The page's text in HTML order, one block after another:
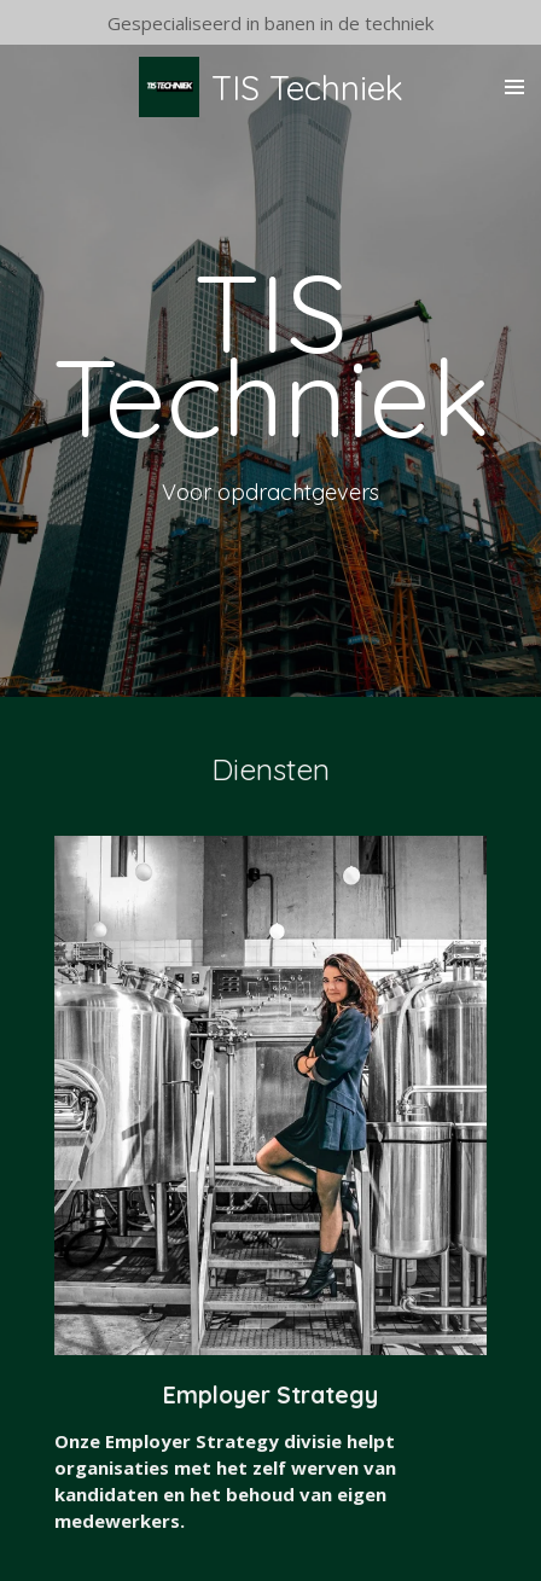
direct
TIS Techniek
Gespecialiseerd in banen in de techniek
TIS
Techniek
Voor opdrachtgevers
Diensten
Employer Strategy
Onze Employer Strategy divisie helpt
organisaties met het zelf werven van
kandidaten en het behoud van eigen
medewerkers.